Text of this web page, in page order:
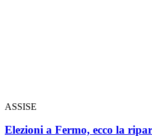
ASSISE
Elezioni a Fermo, ecco la